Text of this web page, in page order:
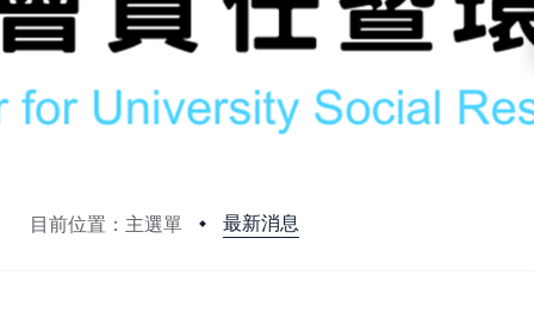
目前位置：主選單 最新消息